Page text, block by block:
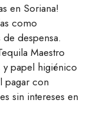
en Soriana!
como
despensa.
Maestro
papel higiénico
pagar con
sin intereses en